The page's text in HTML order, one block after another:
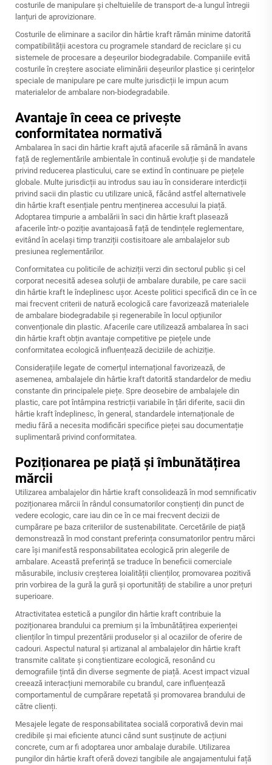
costurile de manipulare și cheltuielile de transport de-a lungul întregii
lanțuri de aprovizionare.
Costurile de eliminare a sacilor din hârtie kraft rămân minime datorită
compatibilității acestora cu programele standard de reciclare și cu
sistemele de procesare a deșeurilor biodegradabile. Companiile evită
costurile în creștere asociate eliminării deșeurilor plastice și cerințelor
speciale de manipulare pe care multe jurisdicții le impun acum
materialelor de ambalare non-biodegradabile.
Avantaje în ceea ce privește
conformitatea normativă
Ambalarea în saci din hârtie kraft ajută afacerile să rămână în avans
față de reglementările ambientale în continuă evoluție și de mandatele
privind reducerea plasticului, care se extind în continuare pe piețele
globale. Multe jurisdicții au introdus sau iau în considerare interdicții
privind sacii din plastic cu utilizare unică, făcând astfel alternativele
din hârtie kraft esențiale pentru menținerea accesului la piață.
Adoptarea timpurie a ambalării în saci din hârtie kraft plasează
afacerile într-o poziție avantajoasă față de tendințele reglementare,
evitând în același timp tranziții costisitoare ale ambalajelor sub
presiunea reglementărilor.
Conformitatea cu politicile de achiziții verzi din sectorul public și cel
corporat necesită adesea soluții de ambalare durabile, pe care sacii
din hârtie kraft le îndeplinesc ușor. Aceste politici specifică din ce în ce
mai frecvent criterii de natură ecologică care favorizează materialele
de ambalare biodegradabile și regenerabile în locul opțiunilor
convenționale din plastic. Afacerile care utilizează ambalarea în saci
din hârtie kraft obțin avantaje competitive pe piețele unde
conformitatea ecologică influențează deciziile de achiziție.
Considerațiile legate de comerțul internațional favorizează, de
asemenea, ambalajele din hârtie kraft datorită standardelor de mediu
constante din principalele piețe. Spre deosebire de ambalajele din
plastic, care pot întâmpina restricții variabile în țări diferite, sacii din
hârtie kraft îndeplinesc, în general, standardele internaționale de
mediu fără a necesita modificări specifice pieței sau documentație
suplimentară privind conformitatea.
Poziționarea pe piață și îmbunătățirea
mărcii
Utilizarea ambalajelor din hârtie kraft consolidează în mod semnificativ
poziționarea mărcii în rândul consumatorilor conștienți din punct de
vedere ecologic, care iau din ce în ce mai frecvent decizii de
cumpărare pe baza criteriilor de sustenabilitate. Cercetările de piață
demonstrează în mod constant preferința consumatorilor pentru mărci
care își manifestă responsabilitatea ecologică prin alegerile de
ambalare. Această preferință se traduce în beneficii comerciale
măsurabile, inclusiv creșterea loialității clienților, promovarea pozitivă
prin vorbirea de la gură la gură și oportunități de stabilire a unor prețuri
superioare.
Atractivitatea estetică a pungilor din hârtie kraft contribuie la
poziționarea brandului ca premium și la îmbunătățirea experienței
clienților în timpul prezentării produselor și al ocaziilor de oferire de
cadouri. Aspectul natural și artizanal al ambalajelor din hârtie kraft
transmite calitate și conștientizare ecologică, resonând cu
demografiile țintă din diverse segmente de piață. Acest impact vizual
creează interacțiuni memorabile cu brandul, care influențează
comportamentul de cumpărare repetată și promovarea brandului de
către clienți.
Mesajele legate de responsabilitatea socială corporativă devin mai
credibile și mai eficiente atunci când sunt susținute de acțiuni
concrete, cum ar fi adoptarea unor ambalaje durabile. Utilizarea
pungilor din hârtie kraft oferă dovezi tangibile ale angajamentului față